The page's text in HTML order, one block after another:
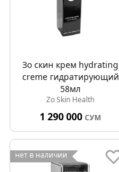
Зо скин крем hydrating
creme гидратирующий
58мл
Zo Skin Health
1 290 000 СУМ
нет в наличии